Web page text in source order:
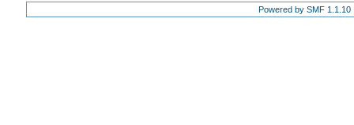
Powered by SMF 1.1.10